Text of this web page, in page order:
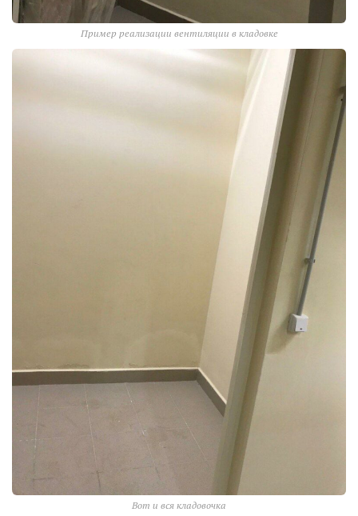
Пример реализации вентиляции в кладовке
Вот и вся кладовочка